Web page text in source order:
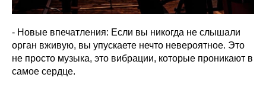
- Новые впечатления: Если вы никогда не слышали
орган вживую, вы упускаете нечто невероятное. Это
не просто музыка, это вибрации, которые проникают в
самое сердце.